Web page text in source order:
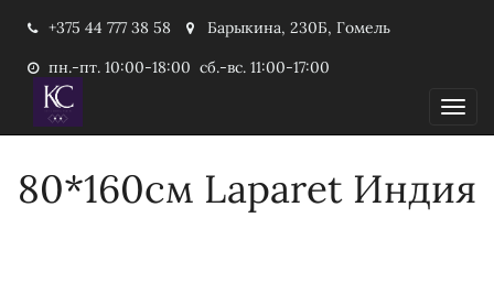
+375 44 777 38 58
Барыкина, 230Б, Гомель
пн.-пт. 10:00-18:00 сб.-вс. 11:00-17:00
80*160см Laparet Индия